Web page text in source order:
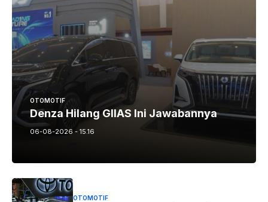
OTOMOTIF
Denza Hilang GIIAS Ini Jawabannya
06-08-2026 - 15.16
OTOMOTIF